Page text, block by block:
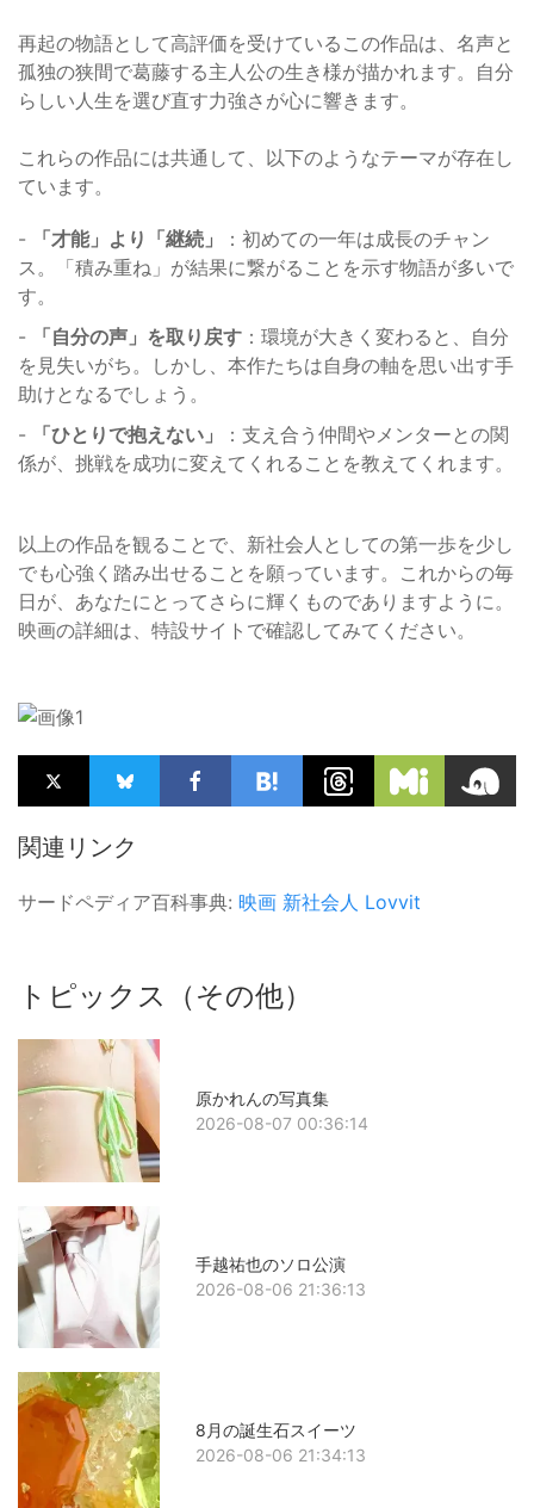
再起の物語として高評価を受けているこの作品は、名声と
孤独の狭間で葛藤する主人公の生き様が描かれます。自分
らしい人生を選び直す力強さが心に響きます。
これらの作品には共通して、以下のようなテーマが存在し
ています。
- 「才能」より「継続」
：初めての一年は成長のチャン
ス。「積み重ね」が結果に繋がることを示す物語が多いで
す。
-
「自分の声」を取り戻す ：環境が大きく変わると、自分
を見失いがち。しかし、本作たちは自身の軸を思い出す手
助けとなるでしょう。
-
「ひとりで抱えない」
：支え合う仲間やメンターとの関
係が、挑戦を成功に変えてくれることを教えてくれます。
以上の作品を観ることで、新社会人としての第一歩を少し
でも心強く踏み出せることを願っています。これからの毎
日が、あなたにとってさらに輝くものでありますように。
映画の詳細は、特設サイトで確認してみてください。
関連リンク
サードペディア百科事典: 映画 新社会人 Lovvit
トピックス（その他）
原かれんの写真集
2026-08-07 00:36:14
手越祐也のソロ公演
2026-08-06 21:36:13
8月の誕生石スイーツ
2026-08-06 21:34:13